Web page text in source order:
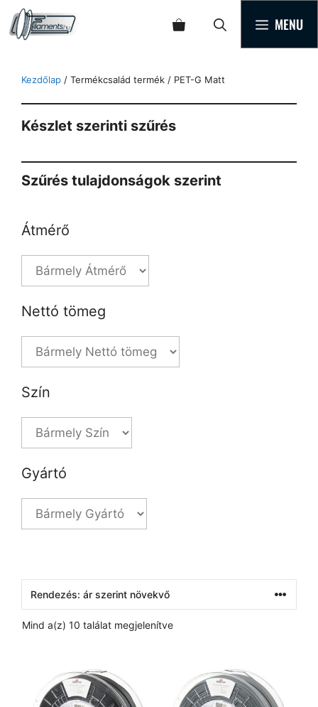
MENU
Kezdőlap / Termékcsalád termék / PET-G Matt
Készlet szerinti szűrés
Szűrés tulajdonságok szerint
Átmérő
Nettó tömeg
Szín
Gyártó
Mind a(z) 10 találat megjelenítve